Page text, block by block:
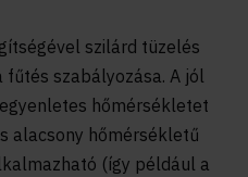
szilárd tüzelés
szabályozása. A jól
hőmérsékletet
alacsony hőmérsékletű
(így például a